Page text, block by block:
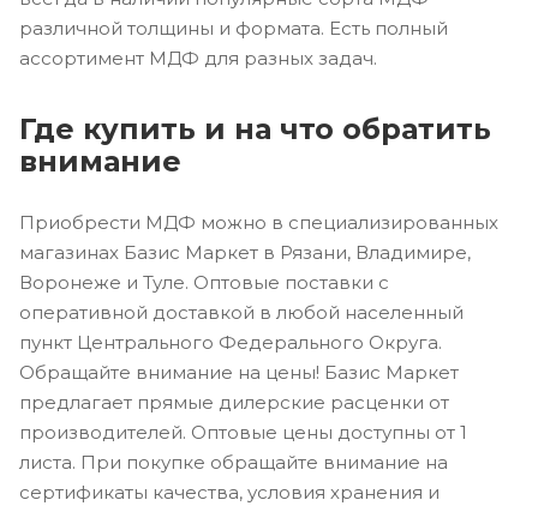
различной толщины и формата. Есть полный
ассортимент МДФ для разных задач.
Где купить и на что обратить
внимание
Приобрести МДФ можно в специализированных
магазинах Базис Маркет в Рязани, Владимире,
Воронеже и Туле. Оптовые поставки с
оперативной доставкой в любой населенный
пункт Центрального Федерального Округа.
Обращайте внимание на цены! Базис Маркет
предлагает прямые дилерские расценки от
производителей. Оптовые цены доступны от 1
листа. При покупке обращайте внимание на
сертификаты качества, условия хранения и